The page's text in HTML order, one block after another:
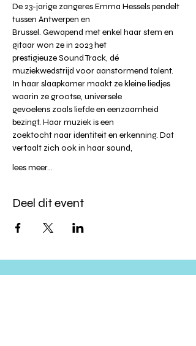
De 23-jarige zangeres Emma Hessels pendelt
tussen Antwerpen en
Brussel. Gewapend met enkel haar stem en
gitaar won ze in 2023 het
prestigieuze Sound Track, dé
muziekwedstrijd voor aanstormend talent.
In haar slaapkamer maakt ze kleine liedjes
waarin ze grootse, universele
gevoelens zoals liefde en eenzaamheid
bezingt. Haar muziek is een
zoektocht naar identiteit en erkenning. Dat
vertaalt zich ook in haar sound,
lees meer...
Deel dit event